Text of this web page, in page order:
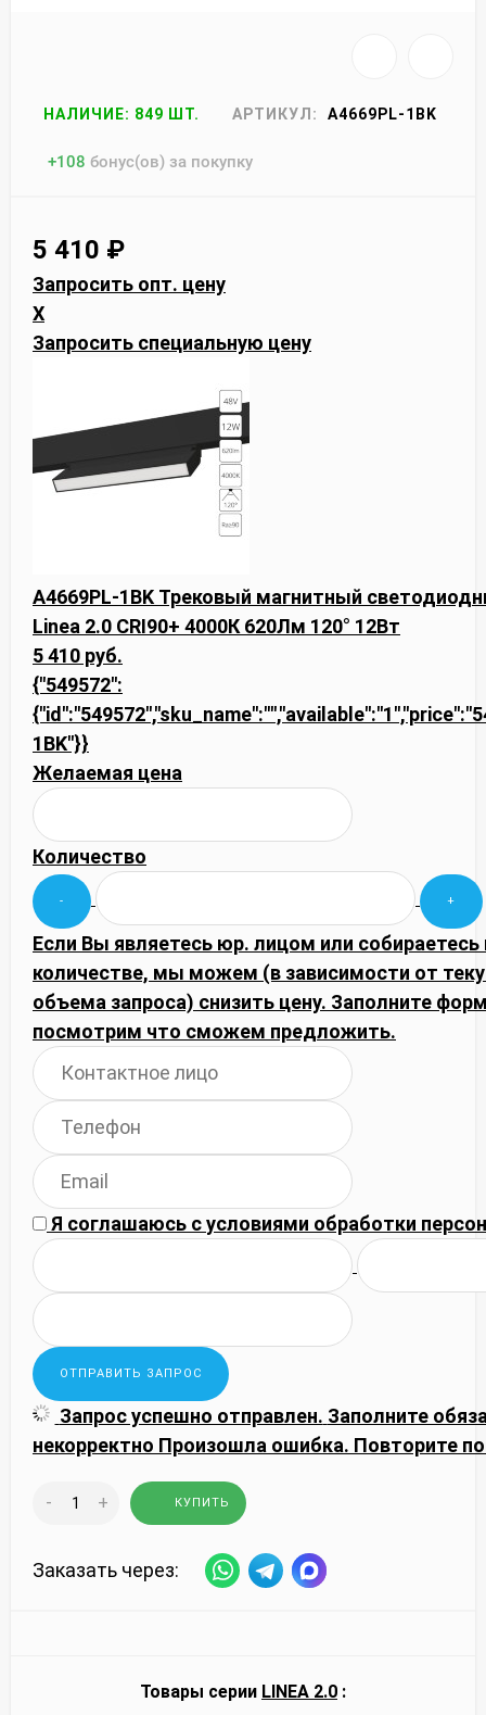
НАЛИЧИЕ: 849 ШТ. АРТИКУЛ: A4669PL-1BK
+108 бонус(ов) за покупку
5 410 ₽
Запросить опт. цену
X
Запросить специальную цену
A4669PL-1BK Трековый магнитный
Linea 2.0 CRI90+ 4000К 620Лм 120° 12Вт
5 410 руб.
{"549572":
1BK"}}
Желаемая цена
Количество
Если Вы являетесь юр. лицом или
количестве, мы можем (в зависимости от
объема запроса) снизить цену. Заполните
посмотрим что сможем предложить.
Я соглашаюсь сусловиями обработки
Запрос успешно отправлен. Заполните
некорректно Произошла ошибка. Повторите
- + КУПИТЬ
Заказать через:
Товары серии LINEA 2.0 :